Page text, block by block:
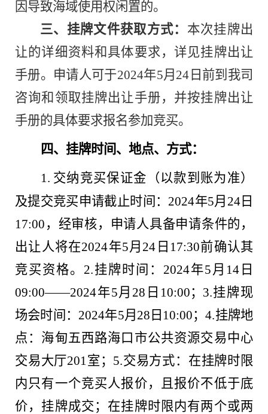
因导致海域使用权闲置的。
三、挂牌文件获取方式： 本次挂牌出
让的详细资料和具体要求，详见挂牌出让
手册。申请人可于2024年5月 24 日前到我司
咨询和领取挂牌出让手册，并按挂牌出让
手册的具体要求报名参加竞买。
四、 挂牌时间、地点、方式：
1. 交纳竞买保证金（以款到账为准）
及提交竞买申请截止时间： 2024年5月 24日
17:00，经审核，申请人具备申请条件的，
出让人将在2024年5月 24 日 17:30前确认其
竞买资格。2.挂牌时间：2024年5 月 14 日
09:00——2024年5月 28 日 10:00； 3.挂牌现
场会时间：2024年5月 28 日 10:00；4.挂牌地
点：海甸五西路海口市公共资源交易中心
交易大厅201室； 5.交易方式：在挂牌时限
内只有一个竞买人报价，且报价不低于底
价，挂牌成交；在挂牌时限内有两个或两